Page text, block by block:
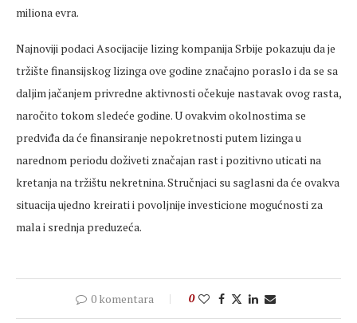
miliona evra.
Najnoviji podaci Asocijacije lizing kompanija Srbije pokazuju da je
tržište finansijskog lizinga ove godine značajno poraslo i da se sa
daljim jačanjem privredne aktivnosti očekuje nastavak ovog rasta,
naročito tokom sledeće godine. U ovakvim okolnostima se
predviđa da će finansiranje nepokretnosti putem lizinga u
narednom periodu doživeti značajan rast i pozitivno uticati na
kretanja na tržištu nekretnina. Stručnjaci su saglasni da će ovakva
situacija ujedno kreirati i povoljnije investicione mogućnosti za
mala i srednja preduzeća.
0 komentara 0